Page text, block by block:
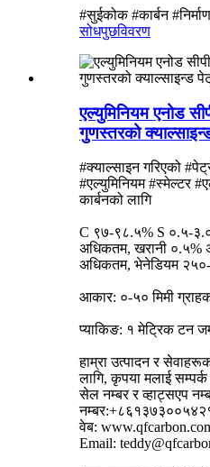
#सुईकोक #कार्बन #निर्माण
सोधपुछविवरण
एल्युमिनियम एनोड
गुणस्तरको
#क्याल्साइन गरिएको
#एल्युमिनियम #स्मेल्टर
कार्बनको लागि
C ९७-९८.५% S ०.५-
अधिकतम, खरानी ०.५%
अधिकतम, भेनेडियम
आकार: ०-५० मिमी
प्याकिङ: १ मेट्रिक टन
हाम्रा उत्पादन र
लागि, कृपया मलाई
सेल नम्बर र व्हाट्सएप
वेब:
Email: